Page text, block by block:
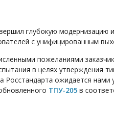
глубокую модернизацию
с унифицированным
пожеланиями
в целях утверждения
Росстандарта ожидается
ТПУ-205в